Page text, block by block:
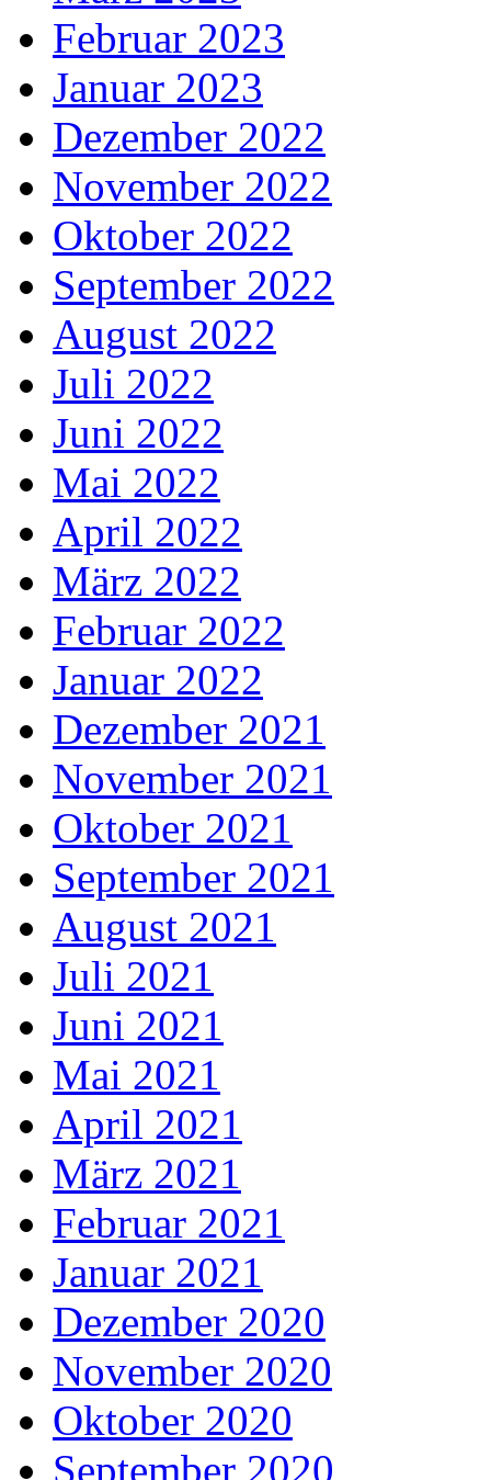
Februar 2023
Januar 2023
Dezember 2022
November 2022
Oktober 2022
September 2022
August 2022
Juli 2022
Juni 2022
Mai 2022
April 2022
März 2022
Februar 2022
Januar 2022
Dezember 2021
November 2021
Oktober 2021
September 2021
August 2021
Juli 2021
Juni 2021
Mai 2021
April 2021
März 2021
Februar 2021
Januar 2021
Dezember 2020
November 2020
Oktober 2020
September 2020